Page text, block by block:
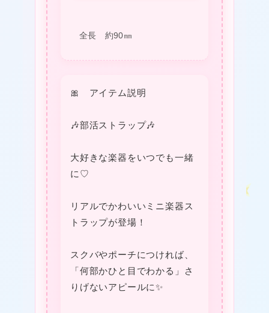
全長 約90㎜
🎀 アイテム説明
🎶部活ストラップ🎶
大好きな楽器をいつでも一緒
に♡
リアルでかわいいミニ楽器ス
トラップが登場！
スクバやポーチにつければ、
「何部かひと目でわかる」さ
りげないアピールに✨